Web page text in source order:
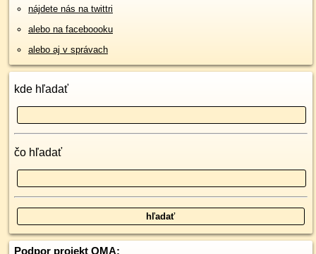
nájdete nás na twittri
alebo na faceboooku
alebo aj v správach
kde hľadať
čo hľadať
Podpor projekt OMA: